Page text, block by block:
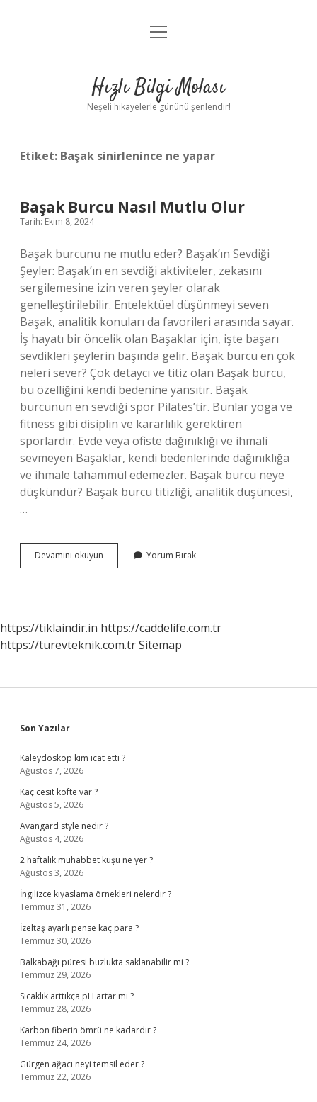
Anasayfa
Yasal Uyarı
menüyü
Hızlı Bilgi Molası
Neşeli hikayelerle gününü şenlendir!
Etiket: Başak sinirlenince ne yapar
Başak Burcu Nasıl Mutlu Olur
Tarih: Ekim 8, 2024
Başak burcunu ne mutlu eder? Başak’ın Sevdiği
Şeyler: Başak’ın en sevdiği aktiviteler, zekasını
sergilemesine izin veren şeyler olarak
genelleştirilebilir. Entelektüel düşünmeyi seven
Başak, analitik konuları da favorileri arasında sayar.
İş hayatı bir öncelik olan Başaklar için, işte başarı
sevdikleri şeylerin başında gelir. Başak burcu en çok
neleri sever? Çok detaycı ve titiz olan Başak burcu,
bu özelliğini kendi bedenine yansıtır. Başak
burcunun en sevdiği spor Pilates’tir. Bunlar yoga ve
fitness gibi disiplin ve kararlılık gerektiren
sporlardır. Evde veya ofiste dağınıklığı ve ihmali
sevmeyen Başaklar, kendi bedenlerinde dağınıklığa
ve ihmale tahammül edemezler. Başak burcu neye
düşkündür? Başak burcu titizliği, analitik düşüncesi,
…
Devamını okuyun
Burcu
Yorum Bırak
https://tiklaindir.in https://caddelife.com.tr
https://turevteknik.com.trSitemap
Sidebar
Son Yazılar
Kaleydoskop kim icat etti ?
Ağustos 7, 2026
Kaç cesit köfte var ?
Ağustos 5, 2026
Avangard style nedir ?
Ağustos 4, 2026
2 haftalık muhabbet kuşu ne yer ?
Ağustos 3, 2026
İngilizce kıyaslama örnekleri nelerdir ?
Temmuz 31, 2026
İzeltaş ayarlı pense kaç para ?
Temmuz 30, 2026
Balkabağı püresi buzlukta saklanabilir mi ?
Temmuz 29, 2026
Sıcaklık arttıkça pH artar mı ?
Temmuz 28, 2026
Karbon fiberin ömrü ne kadardır ?
Temmuz 24, 2026
Gürgen ağacı neyi temsil eder ?
Temmuz 22, 2026